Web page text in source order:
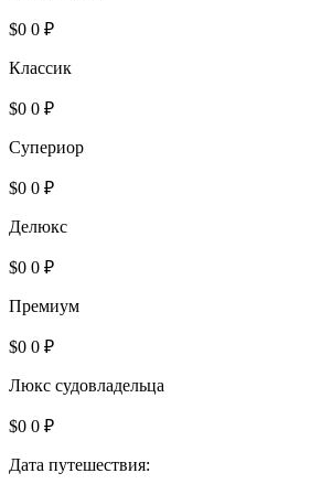
$0 0 ₽
Классик
$0 0 ₽
Супериор
$0 0 ₽
Делюкс
$0 0 ₽
Премиум
$0 0 ₽
Люкс судовладельца
$0 0 ₽
Дата путешествия: